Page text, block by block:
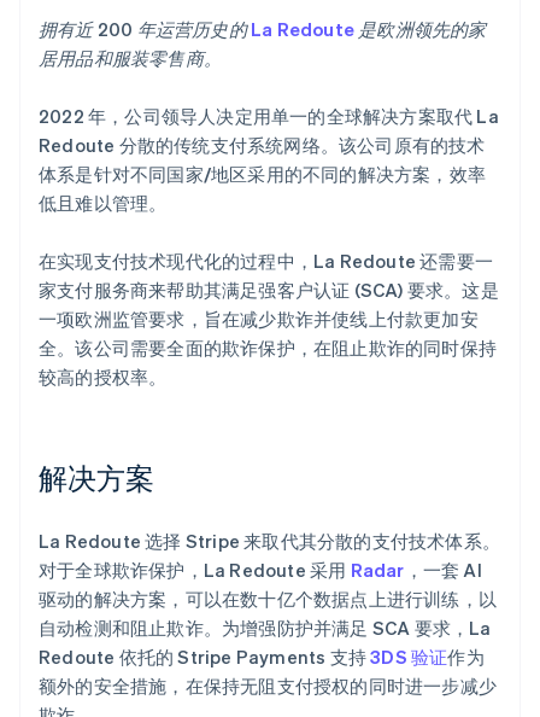
拥有近 200 年运营历史的La Redoute 是欧洲领先的家
居用品和服装零售商。
2022 年，公司领导人决定用单一的全球解决方案取代 La
Redoute 分散的传统支付系统网络。该公司原有的技术
体系是针对不同国家/地区采用的不同的解决方案，效率
低且难以管理。
在实现支付技术现代化的过程中，La Redoute 还需要一
家支付服务商来帮助其满足强客户认证 (SCA) 要求。这是
一项欧洲监管要求，旨在减少欺诈并使线上付款更加安
全。该公司需要全面的欺诈保护，在阻止欺诈的同时保持
较高的授权率。
解决方案
La Redoute 选择 Stripe 来取代其分散的支付技术体系。
对于全球欺诈保护，La Redoute 采用 Radar ，一套 AI
驱动的解决方案，可以在数十亿个数据点上进行训练，以
自动检测和阻止欺诈。为增强防护并满足 SCA 要求，La
Redoute 依托的 Stripe Payments 支持3DS 验证作为
额外的安全措施，在保持无阻支付授权的同时进一步减少